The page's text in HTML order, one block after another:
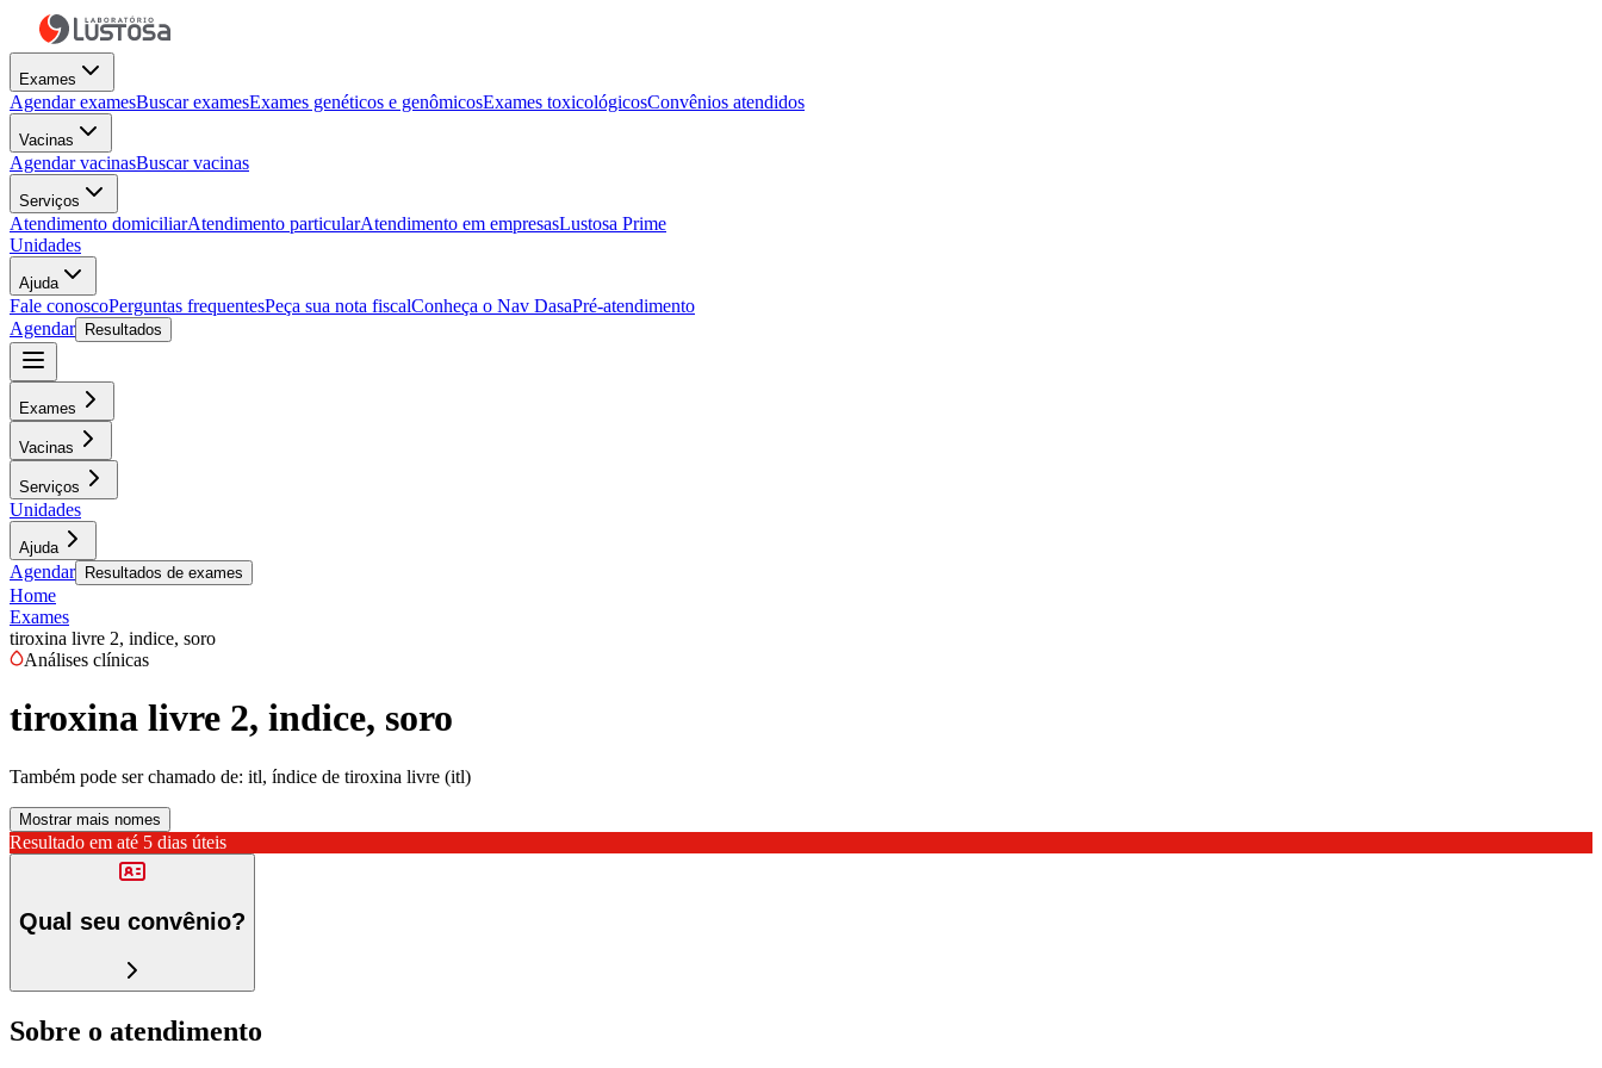
Exames
Agendar examesBuscar examesExames genéticos e genômicosExames toxicológicosConvênios atendidos
Vacinas
Agendar vacinasBuscar vacinas
Serviços
Atendimento domiciliarAtendimento particularAtendimento em empresasLustosa Prime
Unidades
Ajuda
Fale conoscoPerguntas frequentesPeça sua nota fiscalConheça o Nav DasaPré-atendimento
Agendar
Resultados
Exames
Vacinas
Serviços
Unidades
Ajuda
Agendar Resultados de exames
Home
Exames
tiroxina livre 2, indice, soro
Análises clínicas
tiroxina livre 2, indice, soro
Também pode ser chamado de: itl, índice de tiroxina livre (itl)
Mostrar mais nomes
Resultado em até 5 dias úteis
Qual seu convênio?
Sobre o atendimento